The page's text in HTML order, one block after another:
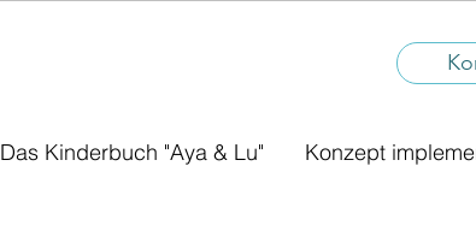
Das Kinderbuch "Aya & Lu" Konzept